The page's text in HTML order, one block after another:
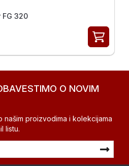
FG 320
O NOVIM
našim proizvodima i kolekcijama
listu.